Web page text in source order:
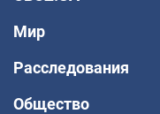
Мир
Расследования
Общество